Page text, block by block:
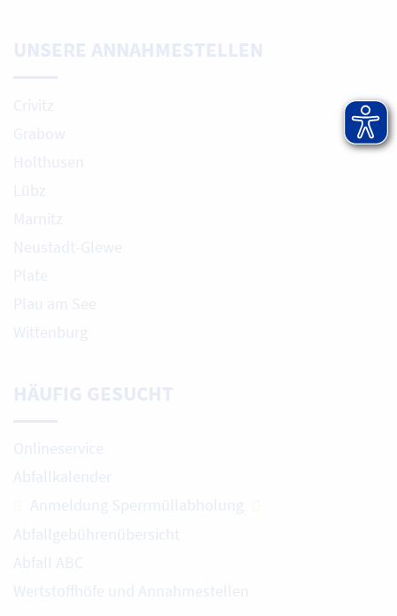
UNSERE ANNAHMESTELLEN
Crivitz
Grabow
Holthusen
Lübz
Marnitz
Neustadt-Glewe
Plate
Plau am See
Wittenburg
HÄUFIG GESUCHT
Onlineservice
Abfallkalender
Anmeldung Sperrmüllabholung
Abfallgebührenübersicht
Abfall ABC
Wertstoffhöfe und Annahmestellen